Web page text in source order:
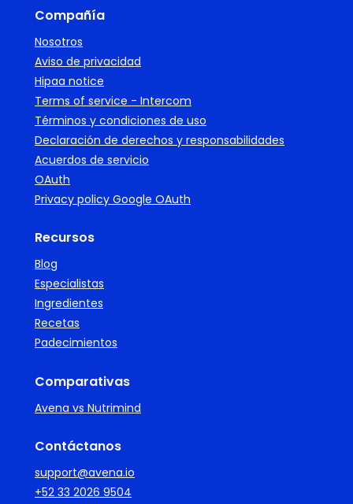
Compañía
Nosotros
Aviso de privacidad
Hipaa notice
Terms of service - Intercom
Términos y condiciones de uso
Declaración de derechos y responsabilidades
Acuerdos de servicio
OAuth
Privacy policy Google OAuth
Recursos
Blog
Especialistas
Ingredientes
Recetas
Padecimientos
Comparativas
Avena vs Nutrimind
Contáctanos
support@avena.io
+52 33 2026 9504